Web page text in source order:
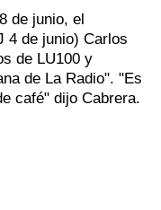
de junio, el
4 de junio) Carlos
de LU100 y
de La Radio". "Es
café" dijo Cabrera.